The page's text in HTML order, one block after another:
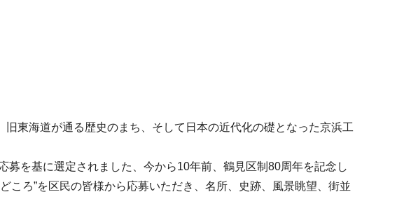
東海道が通る歴史のまち、そして日本の近代化の礎となった京浜工
を基に選定されました、今から10年前、鶴見区制80周年を記念し
ころ”を区民の皆様から応募いただき、名所、史跡、風景眺望、街並